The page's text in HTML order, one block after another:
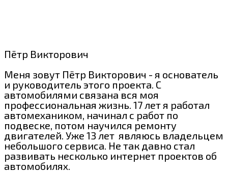
Пётр Викторович
Меня зовут Пётр Викторович - я основатель
и руководитель этого проекта. С
автомобилями связана вся моя
профессиональная жизнь. 17 лет я работал
автомехаником, начинал с работ по
подвеске, потом научился ремонту
двигателей. Уже 13 лет являюсь владельцем
небольшого сервиса. Не так давно стал
развивать несколько интернет проектов об
автомобилях.